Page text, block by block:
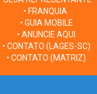
• FRANQUIA
• GUIA MOBILE
• ANUNCIE AQUI
• CONTATO (LAGES-SC)
• CONTATO (MATRIZ)